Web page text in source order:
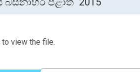
to view the file.